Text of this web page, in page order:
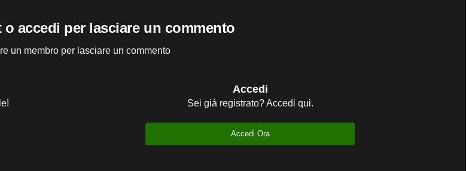
o accedi per lasciare un commento
un membro per lasciare un commento
Accedi
Sei già registrato? Accedi qui.
Accedi Ora